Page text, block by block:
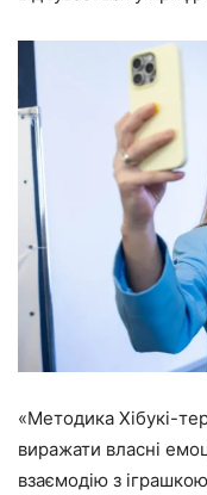
«Методика Хібукі-
виражати власні
взаємодію з